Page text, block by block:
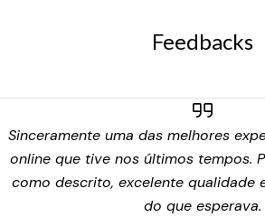
Feedbacks
Sinceramente uma das melhores
online que tive nos últimos tempos.
como descrito, excelente qualidade
do que esperava.